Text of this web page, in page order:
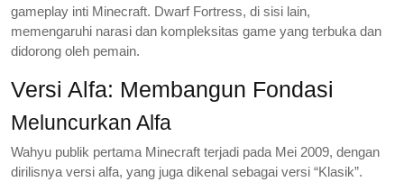
gameplay inti Minecraft. Dwarf Fortress, di sisi lain,
memengaruhi narasi dan kompleksitas game yang terbuka dan
didorong oleh pemain.
Versi Alfa: Membangun Fondasi
Meluncurkan Alfa
Wahyu publik pertama Minecraft terjadi pada Mei 2009, dengan
dirilisnya versi alfa, yang juga dikenal sebagai versi “Klasik”.